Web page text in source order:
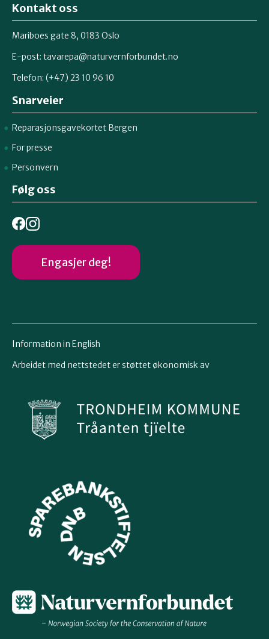
Retten til reparasjon
Kontakt oss
Mariboes gate 8, 0183 Oslo
E-post: tavarepa@naturvernforbundet.no
Telefon: (+47) 23 10 96 10
Snarveier
Reparasjonsgavekortet Bergen
For presse
Personvern
Følg oss
Engasjer deg!
Information in English
Arbeidet med nettstedet er støttet økonomisk av